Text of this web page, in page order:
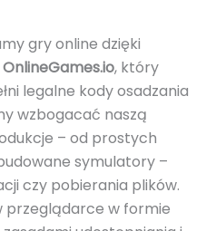
gry online dzięki
OnlineGames.io, który
legalne kody osadzania
wzbogacać naszą
– od prostych
symulatory –
czy pobierania plików.
przeglądarce w formie